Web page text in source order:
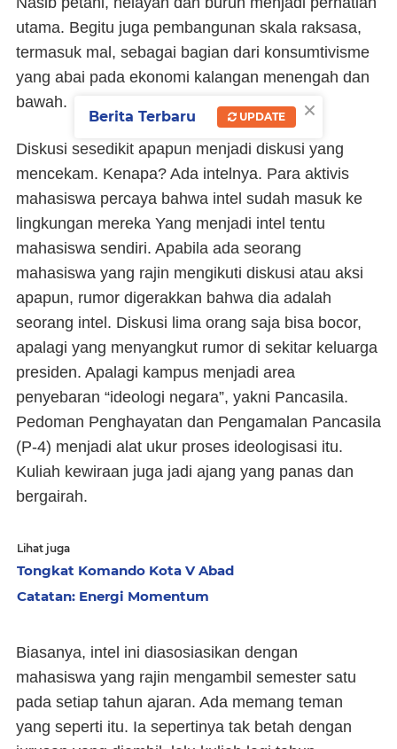
utama. Begitu juga pembangunan skala raksasa,
termasuk mal, sebagai bagian dari konsumtivisme
yang abai pada ekonomi kalangan menengah dan
bawah.
Diskusi sesedikit apapun menjadi diskusi yang
mencekam. Kenapa? Ada intelnya. Para aktivis
mahasiswa percaya bahwa intel sudah masuk ke
lingkungan mereka Yang menjadi intel tentu
mahasiswa sendiri. Apabila ada seorang
mahasiswa yang rajin mengikuti diskusi atau aksi
apapun, rumor digerakkan bahwa dia adalah
seorang intel. Diskusi lima orang saja bisa bocor,
apalagi yang menyangkut rumor di sekitar keluarga
presiden. Apalagi kampus menjadi area
penyebaran “ideologi negara”, yakni Pancasila.
Pedoman Penghayatan dan Pengamalan Pancasila
(P-4) menjadi alat ukur proses ideologisasi itu.
Kuliah kewiraan juga jadi ajang yang panas dan
bergairah.
Lihat juga
Tongkat Komando Kota V Abad
Catatan: Energi Momentum
Biasanya, intel ini diasosiasikan dengan
mahasiswa yang rajin mengambil semester satu
pada setiap tahun ajaran. Ada memang teman
yang seperti itu. Ia sepertinya tak betah dengan
×
Berita Terbaru UPDATE